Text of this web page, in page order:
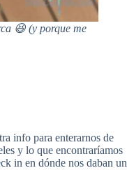
😆 (y porque me
info para enterarnos de
y lo que encontraríamos
in en dónde nos daban un